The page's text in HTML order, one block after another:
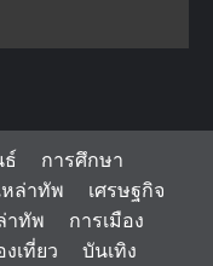
ธ์
การศึกษา
หล่าทัพ
เศรษฐกิจ
าทัพ
การเมือง
งเที่ยว บันเทิง